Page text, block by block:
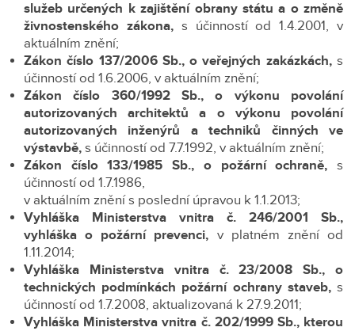
služeb určených k zajištění obrany státu a o změně
živnostenského zákona, s účinností od 1.4.2001, v
aktuálním znění;
Zákon číslo 137/2006 Sb., o veřejných zakázkách,s
účinností od 1.6.2006, v aktuálním znění;
Zákon číslo 360/1992 Sb.,
o výkonu povolání
autorizovaných architektů a o výkonu povolání
autorizovaných inženýrů a techniků činných ve
výstavbě, s účinností od 7.7.1992, v aktuálním znění;
Zákon číslo 133/1985 Sb., o požární ochraně,s
účinností od 1.7.1986,
v aktuálním znění s poslední úpravou k 1.1.2013;
Vyhláška Ministerstva vnitra č. 246/2001 Sb.,
vyhláška o požární prevenci, v platném znění od
1.11.2014;
Vyhláška Ministerstva vnitra č. 23/2008 Sb.,
o
technických podmínkách požární ochrany staveb, s
účinností od 1.7.2008, aktualizovaná k 27.9.2011;
Vyhláška Ministerstva vnitra č. 202/1999 Sb., kterou